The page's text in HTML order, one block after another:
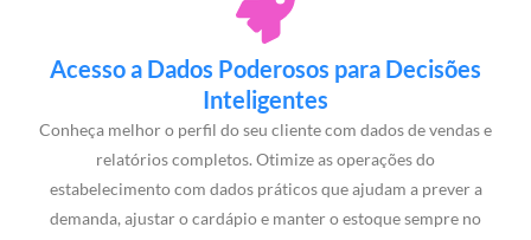
Acesso a Dados Poderosos para Decisões
Inteligentes
Conheça melhor o perfil do seu cliente com dados de vendas e
relatórios completos. Otimize as operações do
estabelecimento com dados práticos que ajudam a prever a
demanda, ajustar o cardápio e manter o estoque sempre no